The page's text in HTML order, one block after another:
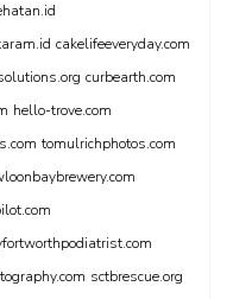
cakelifeeveryday.com
curbearth.com
hello-trove.com
tomulrichphotos.com
sctbrescue.org